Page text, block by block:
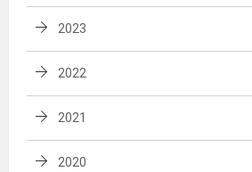
2023
2022
2021
2020